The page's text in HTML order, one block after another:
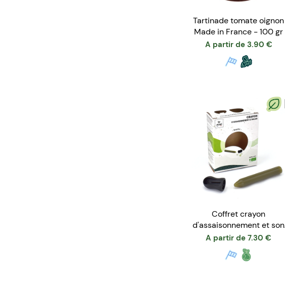
Tartinade tomate oignon
Made in France - 100 gr
A partir de 3.90 €
Coffret crayon
d'assaisonnement et son
taille crayon
A partir de 7.30 €